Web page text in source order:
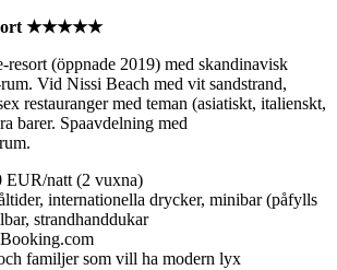
★★★★★
(öppnade 2019) med skandinavisk
Vid Nissi Beach med vit sandstrand,
restauranger med teman (asiatiskt, italienskt,
barer. Spaavdelning med
EUR/natt (2 vuxna)
internationella drycker, minibar (påfylls
strandhanddukar
familjer som vill ha modern lyx